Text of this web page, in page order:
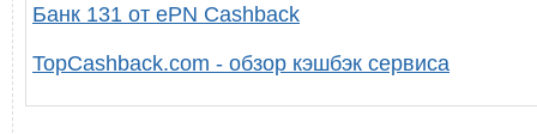
Банк 131 от ePN Cashback
TopCashback.com - обзор кэшбэк сервиса